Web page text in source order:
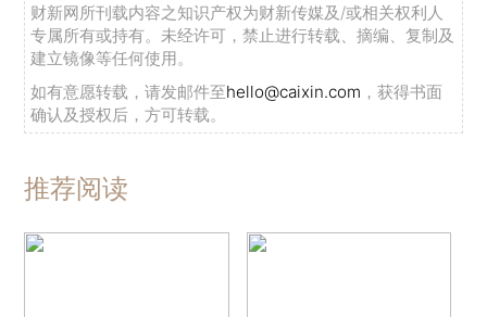
财新网所刊载内容之知识产权为财新传媒及/或相关权利人
专属所有或持有。未经许可，禁止进行转载、摘编、复制及
建立镜像等任何使用。
如有意愿转载，请发邮件至hello@caixin.com ，获得书面
确认及授权后，方可转载。
推荐阅读